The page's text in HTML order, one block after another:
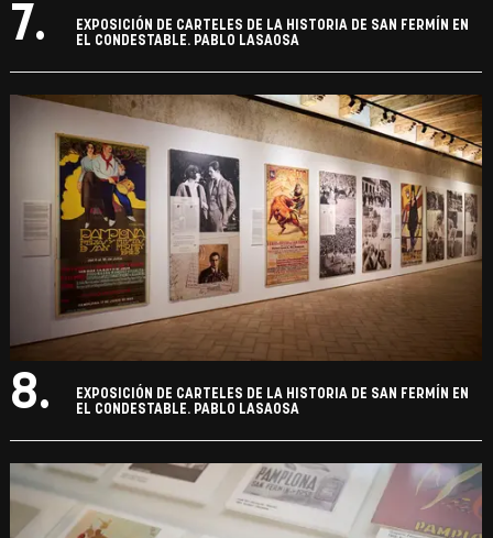
7.
EXPOSICIÓN DE CARTELES DE LA HISTORIA DE SAN FERMÍN EN
EL CONDESTABLE. PABLO LASAOSA
8.
EXPOSICIÓN DE CARTELES DE LA HISTORIA DE SAN FERMÍN EN
EL CONDESTABLE. PABLO LASAOSA